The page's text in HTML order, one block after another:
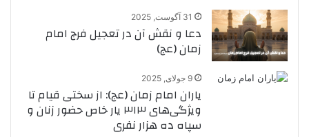
31 آگوست, 2025
دعا و نقش آن در تعجیل فرج امام
زمان (عج)
9 جولای, 2025
یاران امام زمان (عج): از سختی قیام تا
ویژگی‌های ۳۱۳ یار خاص حضور زنان و
سپاه ده هزار نفری